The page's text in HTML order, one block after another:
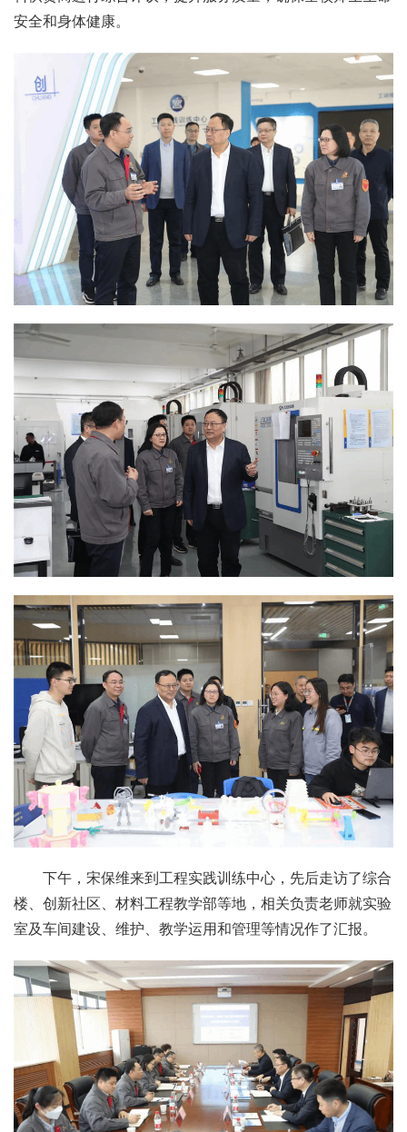
安全和身体健康。
下午，宋保维来到工程实践训练中心，先后走访了综合
楼、创新社区、材料工程教学部等地，相关负责老师就实验
室及车间建设、维护、教学运用和管理等情况作了汇报。